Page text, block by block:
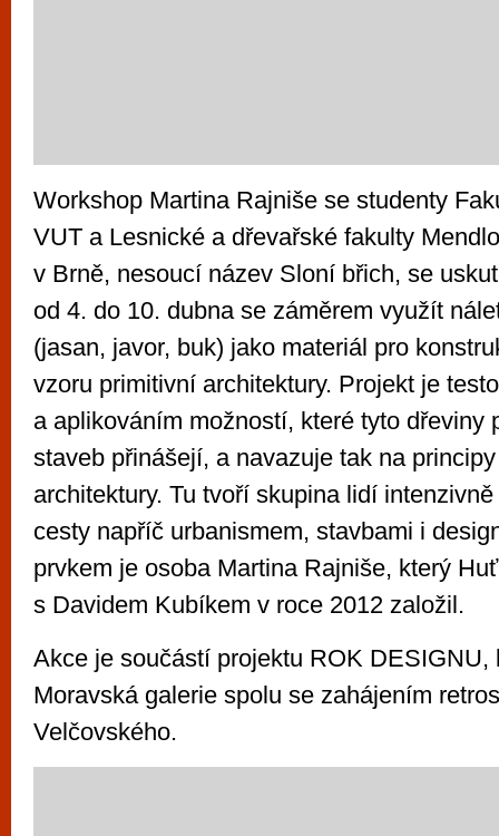
Workshop Martina Rajniše se studenty
VUT a Lesnické a dřevařské fakulty
v Brně, nesoucí název Sloní břich, se
od 4. do 10. dubna se záměrem využít
(jasan, javor, buk) jako materiál pro
vzoru primitivní architektury. Projekt je
a aplikováním možností, které tyto dřeviny
staveb přinášejí, a navazuje tak na
architektury. Tu tvoří skupina lidí
cesty napříč urbanismem, stavbami i
prvkem je osoba Martina Rajniše, který
s Davidem Kubíkem v roce 2012 založil.
Akce je součástí projektu ROK DESIGNU,
Moravská galerie spolu se zahájením
Velčovského.